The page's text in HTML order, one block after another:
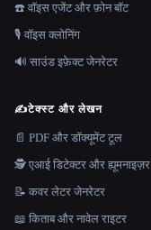
☎️ वॉइस एजेंट और फ़ोन बॉट
🎙️ वॉइस क्लोनिंग
🔊 साउंड इफ़ेक्ट जेनरेटर
✍️टेक्स्ट और लेखन
📄 PDF और डॉक्यूमेंट टूल
🕵️ एआई डिटेक्टर और ह्यूमनाइज़र
📝 कवर लेटर जेनरेटर
📖 किताब और नावेल राइटर